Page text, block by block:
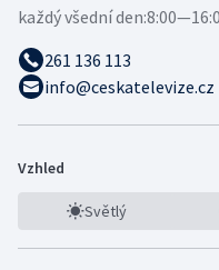
každý všední den:
261 136 113
info@ceskatelevize.cz
Vzhled
Světlý